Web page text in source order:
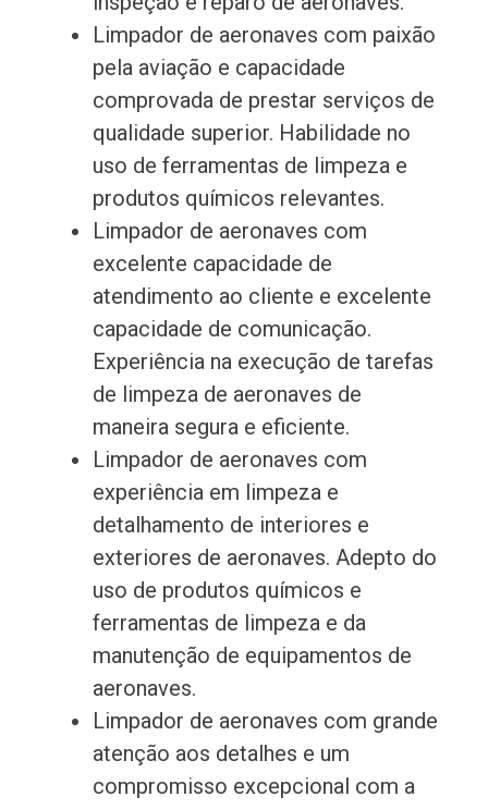
Limpador de aeronaves com paixão
pela aviação e capacidade
comprovada de prestar serviços de
qualidade superior. Habilidade no
uso de ferramentas de limpeza e
produtos químicos relevantes.
Limpador de aeronaves com
excelente capacidade de
atendimento ao cliente e excelente
capacidade de comunicação.
Experiência na execução de tarefas
de limpeza de aeronaves de
maneira segura e eficiente.
Limpador de aeronaves com
experiência em limpeza e
detalhamento de interiores e
exteriores de aeronaves. Adepto do
uso de produtos químicos e
ferramentas de limpeza e da
manutenção de equipamentos de
aeronaves.
Limpador de aeronaves com grande
atenção aos detalhes e um
compromisso excepcional com a